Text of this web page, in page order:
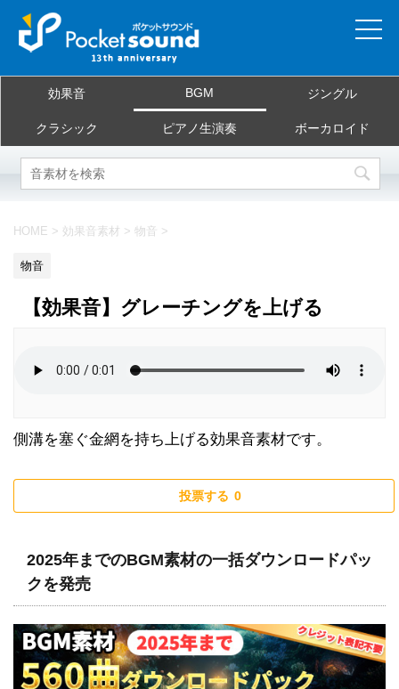
当サイトについて
ご利用規約
お問合せ
効果音 BGM ジングル
クラシック ピアノ生演奏 ボーカロイド
HOME > 効果音素材 > 物音 >
物音
【効果音】グレーチングを上げる
側溝を塞ぐ金網を持ち上げる効果音素材です。
投票する 0
2025年までのBGM素材の一括ダウンロードパッ
クを発売